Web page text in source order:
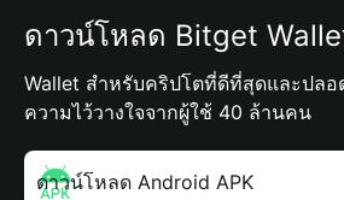
ดาวน์โหลด Bitget
Wallet สำหรับคริปโตที่ดีที่สุดและปล
ความไว้วางใจจากผู้ใช้ 40 ล้านคน
ดาวน์โหลด Android APK